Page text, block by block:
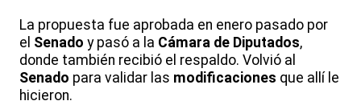
La propuesta fue aprobada en enero pasado por
el Senado y pasó a la Cámara de Diputados,
donde también recibió el respaldo. Volvió al
Senado para validar las modificaciones que allí le
hicieron.